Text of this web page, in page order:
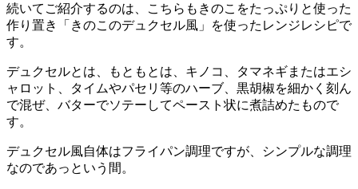
続いてご紹介するのは、こちらもきのこをたっぷりと使った
作り置き「きのこのデュクセル風」を使ったレンジレシピで
す。
デュクセルとは、もともとは、キノコ、タマネギまたはエシ
ャロット、タイムやパセリ等のハーブ、黒胡椒を細かく刻ん
で混ぜ、バターでソテーしてペースト状に煮詰めたもので
す。
デュクセル風自体はフライパン調理ですが、シンプルな調理
なのであっという間。